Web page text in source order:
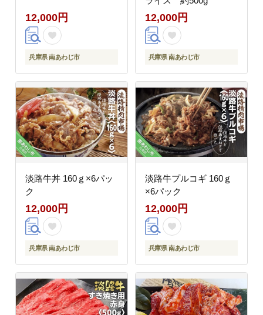
12,000円
兵庫県 南あわじ市
12,000円
兵庫県 南あわじ市
淡路牛丼 160ｇ×6パッ
ク
12,000円
兵庫県 南あわじ市
淡路牛プルコギ 160ｇ
×6パック
12,000円
兵庫県 南あわじ市